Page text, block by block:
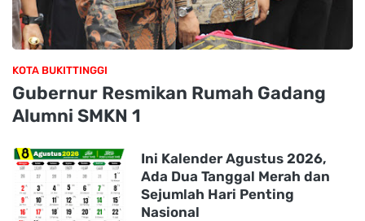
KOTA BUKITTINGGI
Gubernur Resmikan Rumah Gadang
Alumni SMKN 1
Ini Kalender Agustus 2026,
Ada Dua Tanggal Merah dan
Sejumlah Hari Penting
Nasional